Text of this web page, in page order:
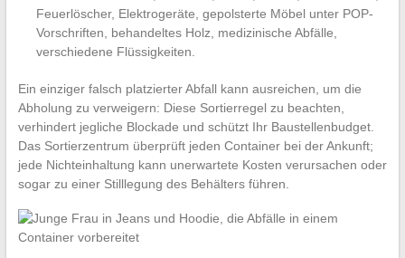
Feuerlöscher, Elektrogeräte, gepolsterte Möbel unter POP-
Vorschriften, behandeltes Holz, medizinische Abfälle,
verschiedene Flüssigkeiten.
Ein einziger falsch platzierter Abfall kann ausreichen, um die
Abholung zu verweigern: Diese Sortierregel zu beachten,
verhindert jegliche Blockade und schützt Ihr Baustellenbudget.
Das Sortierzentrum überprüft jeden Container bei der Ankunft;
jede Nichteinhaltung kann unerwartete Kosten verursachen oder
sogar zu einer Stilllegung des Behälters führen.